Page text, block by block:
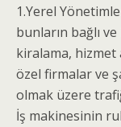
1.Yerel
bunların bağlı
kiralama, hizmet
özel firmalar ve
olmak üzere
İş makinesinin